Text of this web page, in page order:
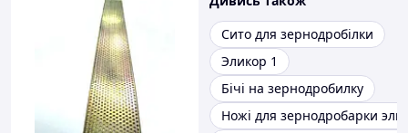
Сито для зернодробілки
Эликор 1
Бічі на зернодробилку
Ножі для зернодробарки